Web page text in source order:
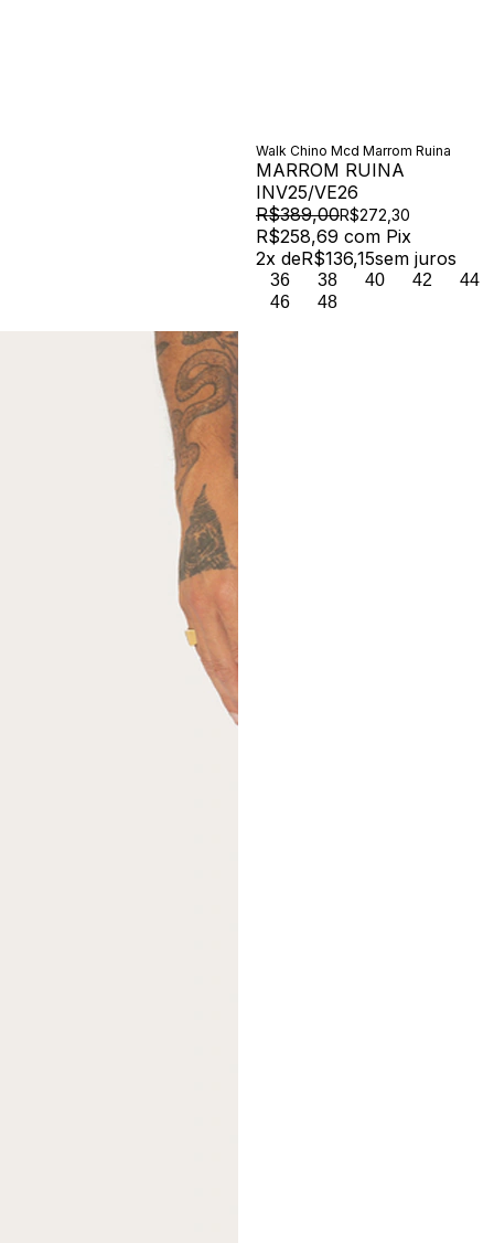
Walk Chino Mcd Marrom Ruina
MARROM RUINA
INV25/VE26
R$389,00R$272,30
R$258,69 com Pix
2x deR$136,15sem juros
36 38 40 42
44
46
48